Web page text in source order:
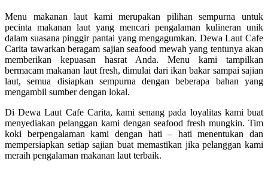
Menu makanan laut kami merupakan pilihan sempurna untuk
pecinta makanan laut yang mencari pengalaman kulineran unik
dalam suasana pinggir pantai yang mengagumkan. Dewa Laut Cafe
Carita tawarkan beragam sajian seafood mewah yang tentunya akan
memberikan kepuasan hasrat Anda. Menu kami tampilkan
bermacam makanan laut fresh, dimulai dari ikan bakar sampai sajian
laut, semua disiapkan sempurna dengan beberapa bahan yang
mengambil sumber dengan lokal.
Di Dewa Laut Cafe Carita, kami senang pada loyalitas kami buat
menyediakan pelanggan kami dengan seafood fresh mungkin. Tim
koki berpengalaman kami dengan hati – hati menentukan dan
mempersiapkan setiap sajian buat memastikan jika pelanggan kami
meraih pengalaman makanan laut terbaik.